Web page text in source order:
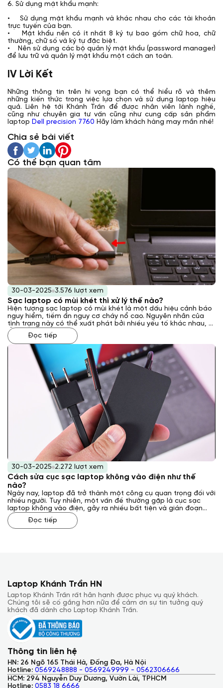
6. Sử dụng mật khẩu mạnh:
• Sử dụng mật khẩu mạnh và khác nhau cho các tài khoản
trực tuyến của bạn.
• Mật khẩu nên có ít nhất 8 ký tự bao gồm chữ hoa, chữ
thường, chữ số và ký tự đặc biệt.
• Nên sử dụng các bộ quản lý mật khẩu (password manager)
để lưu trữ và quản lý mật khẩu một cách an toàn.
IV Lời Kết
Những thông tin trên hi vọng bạn có thể hiểu rõ và thêm
những kiến thức trong việc lựa chọn và sử dụng laptop hiệu
quả. Liên hệ tới Khánh Trần để được nhân viên lành nghề,
cũng như chuyên gia tư vấn cũng như cung cấp sản phẩm
laptop Dell precision 7760 Hãy làm khách hàng may mắn nhé!
Chia sẻ bài viết
Có thể bạn quan tâm
30-03-2025 3.576 lượt xem
Sạc laptop có mùi khét thì xử lý thế nào?
Hiện tượng sạc laptop có mùi khét là một dấu hiệu cảnh báo
nguy hiểm, tiềm ẩn nguy cơ cháy nổ cao. Nguyên nhân của
tình trạng này có thể xuất phát bởi nhiều yếu tố khác nhau, từ
lỗi kỹ thuật bên trong sạc đến các vấn đề về nguồn điện hoặc
môi trường sử dụng. Vậy phải xử lý như thế nào khi gặp phải
tình trạng này? Laptop Khánh Trần sẽ giải đáp cho bạn qua
bài viết sau đây.
Đọc tiếp
30-03-2025 2.272 lượt xem
Cách sửa cục sạc laptop không vào điện như thế
nào?
Ngày nay, laptop đã trở thành một công cụ quan trọng đối với
nhiều người. Tuy nhiên, một vấn đề thường gặp là cục sạc
laptop không vào điện, gây ra nhiều bất tiện và gián đoạn
công việc. Vậy, cách sửa cục sạc laptop không vào điện như
thế nào? Laptop Khánh Trần sẽ giải đáp cho bạn qua bài viết
sau đây.
Đọc tiếp
Laptop Khánh Trần HN
Laptop Khánh Trần rất hân hạnh được phục vụ quý khách.
Chúng tôi sẽ cố gắng hơn nữa để cảm ơn sự tin tưởng quý
khách đã dành cho Laptop Khánh Trần.
Thông tin liên hệ
HN: 26 Ngõ 165 Thái Hà, Đống Đa, Hà Nội
Hotline: 0569248888 - 0569249999 - 0562306666
HCM: 294 Nguyễn Duy Dương, Vườn Lài, TPHCM
Hotline: 0583 18 6666